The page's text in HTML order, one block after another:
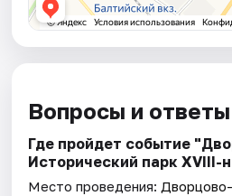
Вопросы и ответы
Где пройдет событие
Исторический парк XVIII-
Место проведения: